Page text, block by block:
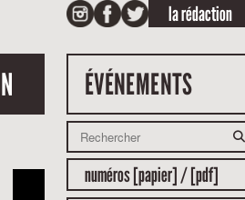
la rédaction
ÉVÉNEMENTS
numéros [papier] / [pdf]